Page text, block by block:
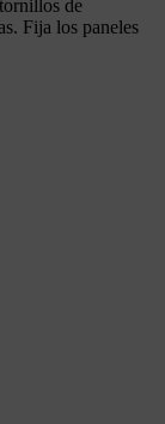
de
Fija los paneles